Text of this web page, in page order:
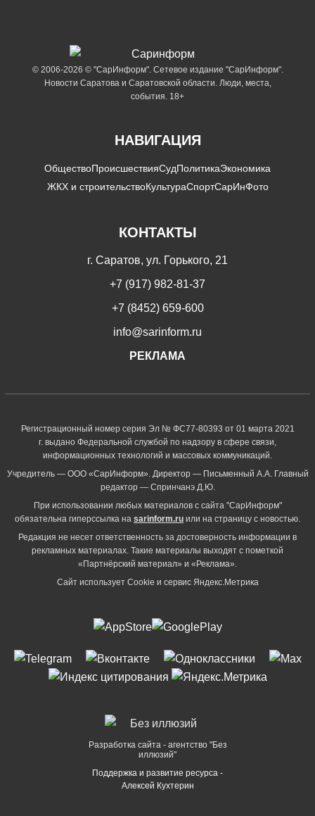
© 2006-2026 © "СарИнформ". Сетевое издание "СарИнформ".
Новости Саратова и Саратовской области. Люди, места,
события. 18+
НАВИГАЦИЯ
ОбществоПроисшествияСудПолитикаЭкономика
ЖКХ и строительствоКультураСпортСарИнФото
КОНТАКТЫ
г. Саратов, ул. Горького, 21
+7 (917) 982-81-37
+7 (8452) 659-600
info@sarinform.ru
РЕКЛАМА
Регистрационный номер серия Эл № ФС77-80393 от 01 марта 2021
г. выдано Федеральной службой по надзору в сфере связи,
информационных технологий и массовых коммуникаций.
Учредитель — ООО «СарИнформ». Директор — Письменный А.А. Главный
редактор — Спринчанэ Д.Ю.
При использовании любых материалов с сайта "СарИнформ"
обязательна гиперссылка на sarinform.ru или на страницу с новостью.
Редакция не несет ответственность за достоверность информации в
рекламных материалах. Такие материалы выходят с пометкой
«Партнёрский материал» и «Реклама».
Сайт использует Cookie и сервиc Яндекс.Метрика
Разработка сайта - агентство "Без
иллюзий"
Поддержка и развитие ресурса -
Алексей Кухтерин